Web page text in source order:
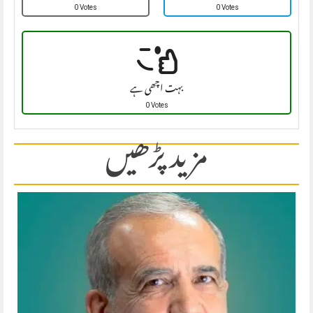
0 Votes 0 Votes
بہت اچھی ہے
0 Votes
مزید پڑھیں